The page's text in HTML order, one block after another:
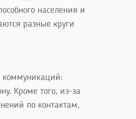
населения и
разные круги
коммуникаций:
Кроме того, из-за
по контактам,